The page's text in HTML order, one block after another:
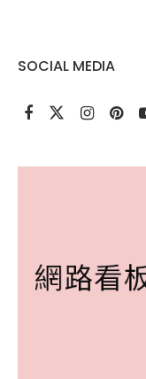
SOCIAL MEDIA